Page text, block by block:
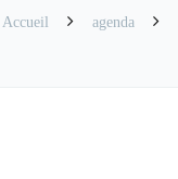
Accueil agenda